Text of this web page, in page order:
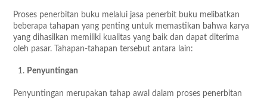
Proses penerbitan buku melalui jasa penerbit buku melibatkan
beberapa tahapan yang penting untuk memastikan bahwa karya
yang dihasilkan memiliki kualitas yang baik dan dapat diterima
oleh pasar. Tahapan-tahapan tersebut antara lain:
Penyuntingan
Penyuntingan merupakan tahap awal dalam proses penerbitan